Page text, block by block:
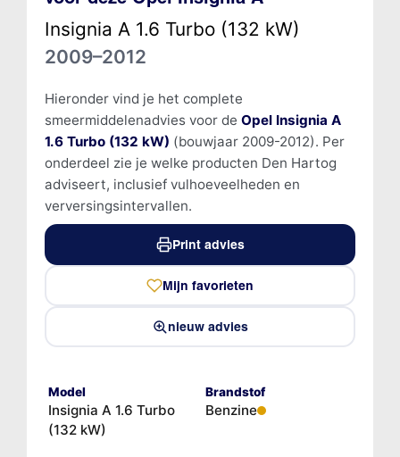
Insignia A 1.6 Turbo (132 kW)
2009–2012
Hieronder vind je het complete
smeermiddelenadvies voor de Opel Insignia A
1.6 Turbo (132 kW) (bouwjaar 2009-2012). Per
onderdeel zie je welke producten Den Hartog
adviseert, inclusief vulhoeveelheden en
verversingsintervallen.
Print advies
Mijn favorieten
nieuw advies
Model
Insignia A 1.6 Turbo
(132 kW)
Brandstof
Benzine